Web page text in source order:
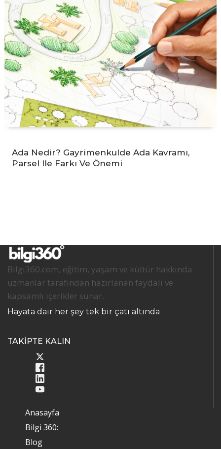
Ada Nedir? Gayrimenkulde Ada Kavramı,
Parsel Ile Farkı Ve Önemi
Bilgi360.com, eğitim, yaşam ve kültür hakkında
uzmanlar tarafından hazırlanan faydalı ve
kapsamlı içerikler sunar.
Hayata dair her şey tek bir çatı altında
TAKİPTE KALIN
Anasayfa
Bilgi 360:
Blog